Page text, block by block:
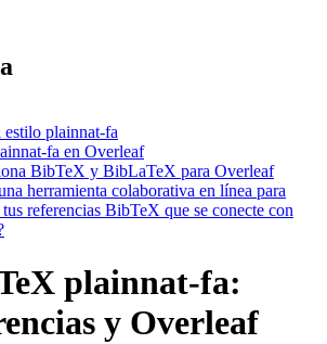
estilo plainnat-fa
fa en Overleaf
BibTeX y BibLaTeX para Overleaf
herramienta colaborativa en línea para
tus referencias BibTeX que se conecte con
plainnat-fa:
y Overleaf